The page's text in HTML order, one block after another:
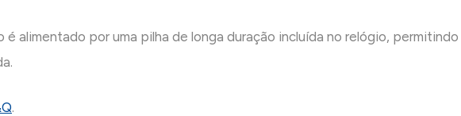
é alimentado por uma pilha de longa duração incluída no relógio,
.